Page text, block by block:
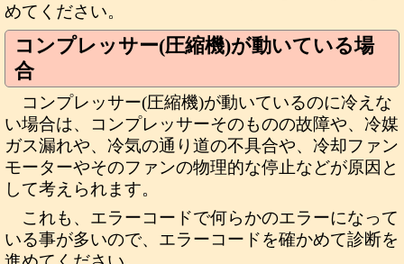
めてください。
コンプレッサー(圧縮機)が動いている場
合
コンプレッサー(圧縮機)が動いているのに冷えな
い場合は、コンプレッサーそのものの故障や、冷媒
ガス漏れや、冷気の通り道の不具合や、冷却ファン
モーターやそのファンの物理的な停止などが原因と
して考えられます。
これも、エラーコードで何らかのエラーになって
いる事が多いので、エラーコードを確かめて診断を